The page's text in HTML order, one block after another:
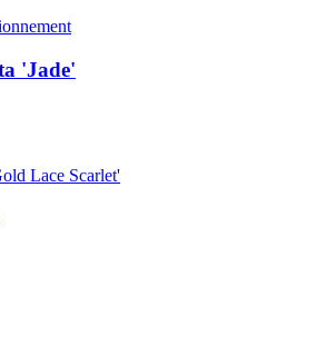
'Jade'